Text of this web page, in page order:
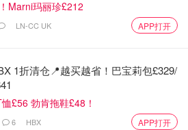
一小口，牛筋一小块儿
Marni玛丽珍£212
LN-CC UK APP打开
1折清仓📍越买越省！巴宝莉包£329/
£56 勃肯拖鞋£48！
6 HBX APP打开